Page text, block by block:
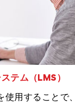
テム（LMS）
使用することで